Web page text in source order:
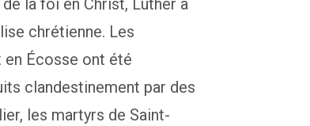
la foi en Christ, Luther a
chrétienne. Les
Écosse ont été
clandestinement par des
les martyrs de Saint-